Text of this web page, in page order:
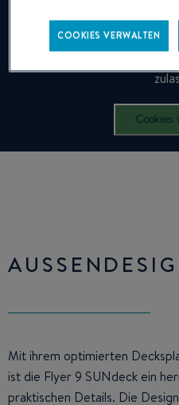
YouTube
Um dieses Video
Cookies
Mit ihrem optimierten
ist die Flyer 9 SUNdeck ein
praktischen Details. Die
COOKIES VERWALTEN